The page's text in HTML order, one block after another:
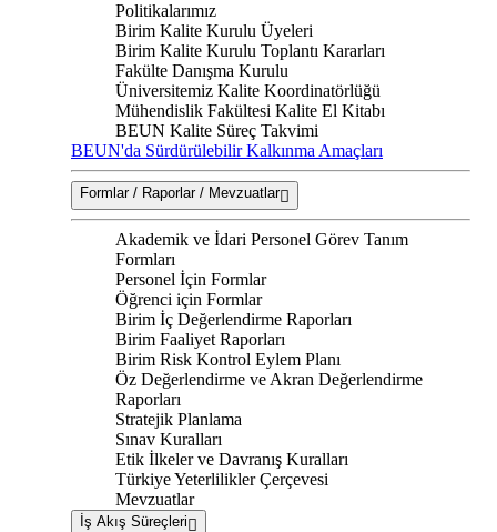
Politikalarımız
Birim Kalite Kurulu Üyeleri
Birim Kalite Kurulu Toplantı Kararları
Fakülte Danışma Kurulu
Üniversitemiz Kalite Koordinatörlüğü
Mühendislik Fakültesi Kalite El Kitabı
BEUN Kalite Süreç Takvimi
BEUN'da Sürdürülebilir Kalkınma Amaçları
Formlar / Raporlar / Mevzuatlar
Akademik ve İdari Personel Görev Tanım
Formları
Personel İçin Formlar
Öğrenci için Formlar
Birim İç Değerlendirme Raporları
Birim Faaliyet Raporları
Birim Risk Kontrol Eylem Planı
Öz Değerlendirme ve Akran Değerlendirme
Raporları
Stratejik Planlama
Sınav Kuralları
Etik İlkeler ve Davranış Kuralları
Türkiye Yeterlilikler Çerçevesi
Mevzuatlar
İş Akış Süreçleri